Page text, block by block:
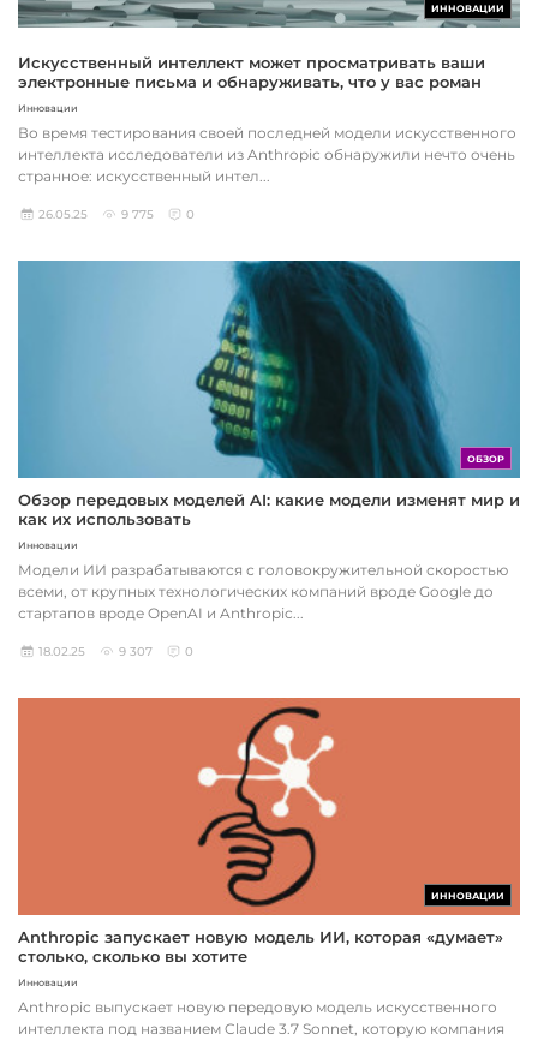
ИННОВАЦИИ
Искусственный интеллект может просматривать ваши
электронные письма и обнаруживать, что у вас роман
Инновации
Во время тестирования своей последней модели искусственного
интеллекта исследователи из Anthropic обнаружили нечто очень
странное: искусственный интел...
26.05.25 9 775 0
ОБЗОР
Обзор передовых моделей AI: какие модели изменят мир и
как их использовать
Инновации
Модели ИИ разрабатываются с головокружительной скоростью
всеми, от крупных технологических компаний вроде Google до
стартапов вроде OpenAI и Anthropic...
18.02.25 9 307 0
ИННОВАЦИИ
Anthropic запускает новую модель ИИ, которая «думает»
столько, сколько вы хотите
Инновации
Anthropic выпускает новую передовую модель искусственного
интеллекта под названием Claude 3.7 Sonnet, которую компания